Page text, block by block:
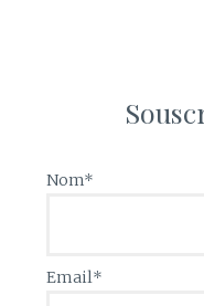
Nom*
Email*